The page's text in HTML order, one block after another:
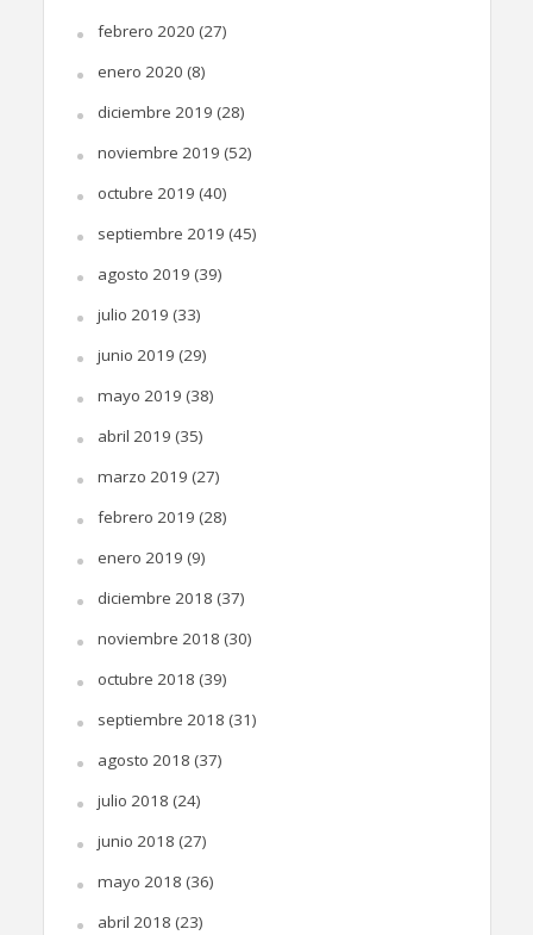
febrero 2020 (27)
enero 2020 (8)
diciembre 2019 (28)
noviembre 2019 (52)
octubre 2019 (40)
septiembre 2019 (45)
agosto 2019 (39)
julio 2019 (33)
junio 2019 (29)
mayo 2019 (38)
abril 2019 (35)
marzo 2019 (27)
febrero 2019 (28)
enero 2019 (9)
diciembre 2018 (37)
noviembre 2018 (30)
octubre 2018 (39)
septiembre 2018 (31)
agosto 2018 (37)
julio 2018 (24)
junio 2018 (27)
mayo 2018 (36)
abril 2018 (23)